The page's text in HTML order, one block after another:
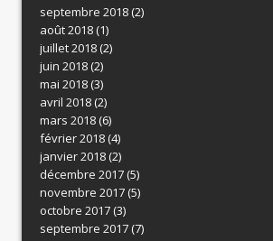
septembre 2018(2)
août 2018(1)
juillet 2018(2)
juin 2018(2)
mai 2018(3)
avril 2018(2)
mars 2018(6)
février 2018(4)
janvier 2018(2)
décembre 2017(5)
novembre 2017(5)
octobre 2017(3)
septembre 2017(7)